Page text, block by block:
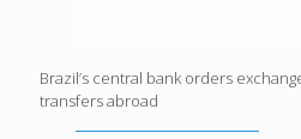
Brazil’s central bank orders
transfers abroad